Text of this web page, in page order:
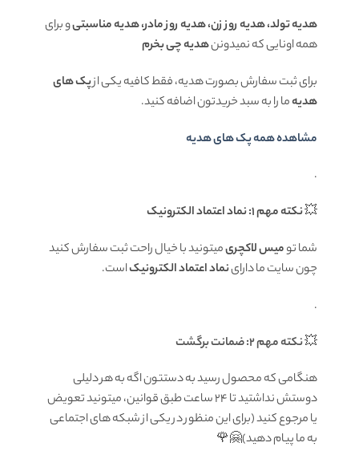
هدیه تولد، هدیه روز زن، هدیه روز مادر، هدیه مناسبتیو برای
همه اونایی که نمیدوننهدیه چی بخرم
برای ثبت سفارش بصورت هدیه، فقط کافیه یکی ازپک های
هدیهما را به سبد خریدتون اضافه کنید.
مشاهده همه پک های هدیه
.
💥نکته مهم 1: نماد اعتماد الکترونیک
شما تومیس لاکچریمیتونید با خیال راحت ثبت سفارش کنید
چون سایت ما داراینماد اعتماد الکترونیکاست.
.
💥نکته مهم 2: ضمانت برگشت
هنگامی که محصول رسید به دستتون اگه به هر دلیلی
دوستش نداشتید تا ۲۴ ساعت طبق قوانین، میتونید تعویض
یا مرجوع کنید (برای این منظور در یکی از شبکه های اجتماعی
به ما پیام دهید)🤗🌹